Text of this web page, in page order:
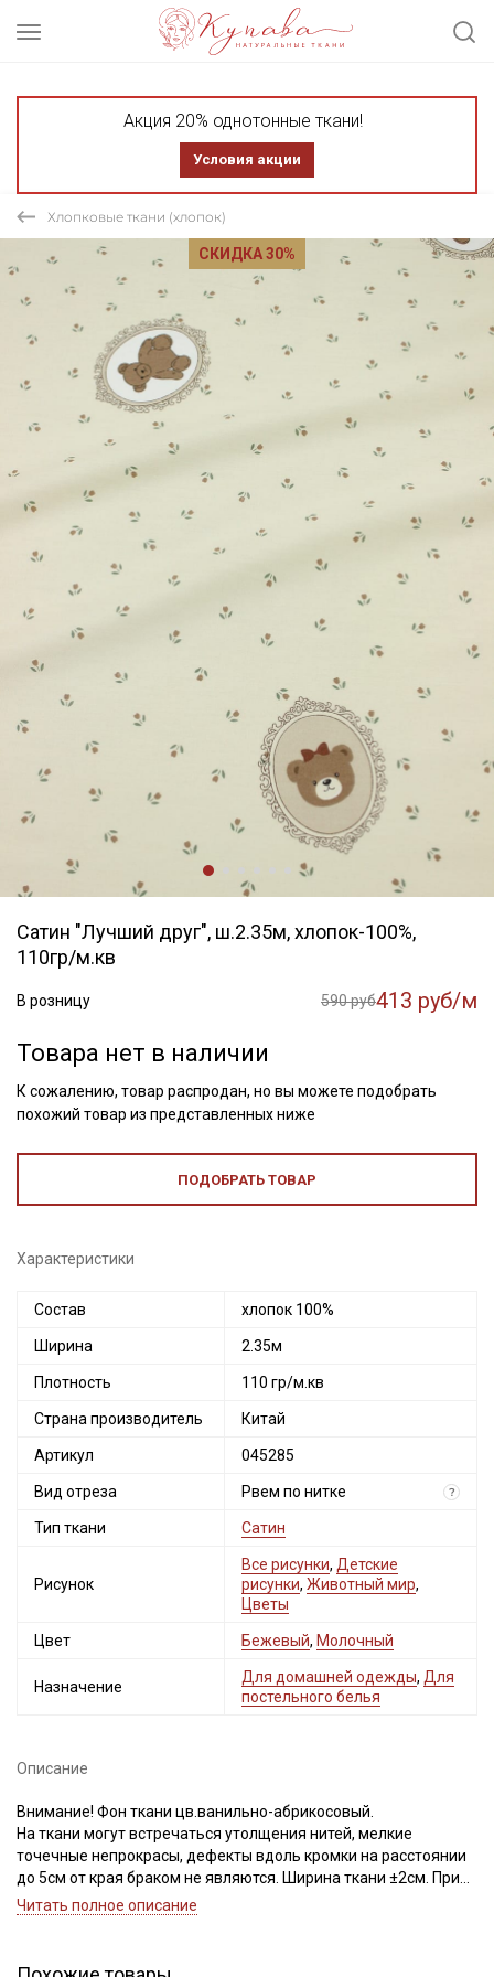
Акция 20% однотонные ткани!
Условия акции
Хлопковые ткани (хлопок)
СКИДКА 30%
Сатин "Лучший друг", ш.2.35м, хлопок-100%,
110гр/м.кв
В розницу 590 руб413 руб/м
Товара нет в наличии
К сожалению, товар распродан, но вы можете подобрать
похожий товар из представленных ниже
ПОДОБРАТЬ ТОВАР
Характеристики
Состав хлопок 100%
Ширина 2.35м
Плотность 110 гр/м.кв
Страна производитель Китай
Артикул 045285
Вид отреза Рвем по нитке ?
Тип ткани Сатин
Рисунок
Все рисунки, Детские
рисунки, Животный мир,
Цветы
Цвет Бежевый, Молочный
Назначение
Для домашней одежды, Для
постельного белья
Описание
Внимание! Фон ткани цв.ванильно-абрикосовый.
На ткани могут встречаться утолщения нитей, мелкие
точечные непрокрасы, дефекты вдоль кромки на расстоянии
до 5см от края браком не являются. Ширина ткани ±2см. При
продаже ткань рвем по нитке, чтобы избежать перекоса
Читать полное описание